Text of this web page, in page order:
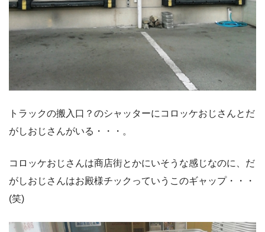
トラックの搬入口？のシャッターにコロッケおじさんとだ
がしおじさんがいる・・・。
コロッケおじさんは商店街とかにいそうな感じなのに、だ
がしおじさんはお殿様チックっていうこのギャップ・・・
(笑)